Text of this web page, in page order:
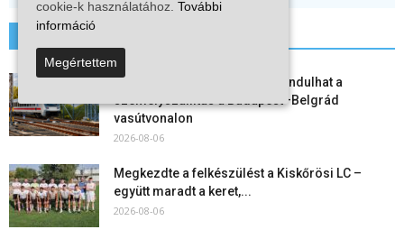
Vitézy Dávid: már ősszel újraindulhat a
személyszállítás a Budapest–Belgrád
vasútvonalon
2026-08-06
Megkezdte a felkészülést a Kiskőrösi LC –
együtt maradt a keret,...
2026-08-06
cookie-k használatához. További
információ
Megértettem